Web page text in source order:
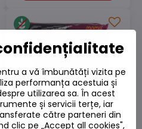
a vă îmbunătăți vizita pe
performanța acestuia și
utilizarea sa. În acest
și servicii terțe, iar
către parteneri din
clic pe „Accept all cookies",